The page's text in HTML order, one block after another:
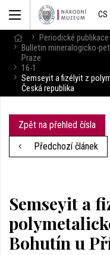
CS
Periodické publikace
Bulletin mineralogicko-
Praze
16-1
Semseyit a fizélyit z
Česká republika
Zpět na přehled čísla
Předchozí článek
Semseyit a
Bohutín u